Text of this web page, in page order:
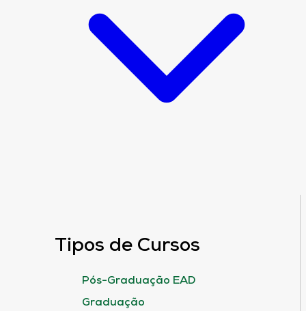
Tipos de Cursos
Pós-Graduação EAD
Graduação